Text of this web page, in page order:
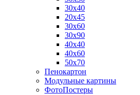
30х40
20х45
30х60
30х90
40х40
40х60
50х70
Пенокартон
Модульные картины
ФотоПостеры